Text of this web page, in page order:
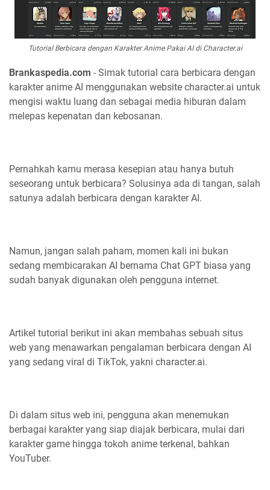
Tutorial Berbicara dengan Karakter Anime Pakai AI di Character.ai
Brankaspedia.com - Simak tutorial cara berbicara dengan
karakter anime AI menggunakan website character.ai untuk
mengisi waktu luang dan sebagai media hiburan dalam
melepas kepenatan dan kebosanan.
Pernahkah kamu merasa kesepian atau hanya butuh
seseorang untuk berbicara? Solusinya ada di tangan, salah
satunya adalah berbicara dengan karakter AI.
Namun, jangan salah paham, momen kali ini bukan
sedang membicarakan AI bernama Chat GPT biasa yang
sudah banyak digunakan oleh pengguna internet.
Artikel tutorial berikut ini akan membahas sebuah situs
web yang menawarkan pengalaman berbicara dengan AI
yang sedang viral di TikTok, yakni character.ai.
Di dalam situs web ini, pengguna akan menemukan
berbagai karakter yang siap diajak berbicara, mulai dari
karakter game hingga tokoh anime terkenal, bahkan
YouTuber.